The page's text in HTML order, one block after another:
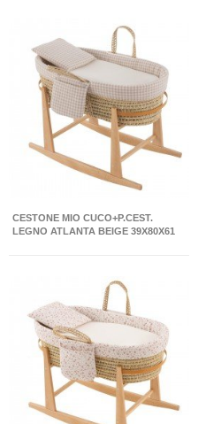
CESTONE MIO CUCO+P.CEST.
LEGNO ATLANTA BEIGE 39X80X61